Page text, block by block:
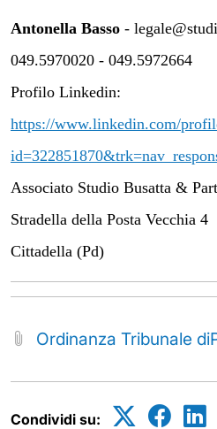
Antonella Basso -
049.5970020 - 049.5972664
Profilo Linkedin:
https://www.linkedin.com/
Associato Studio Busatta &
Stradella della Posta Vecchia 4
Cittadella (Pd)
Ordinanza Tribunale
Condividi su: